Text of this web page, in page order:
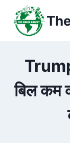
content
बिल कम